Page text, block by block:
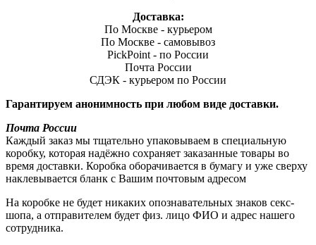
Доставка:
По Москве - курьером
По Москве - самовывоз
PickPoint - по России
Почта России
СДЭК - курьером по России
Гарантируем анонимность при любом виде доставки.
Почта России
Каждый заказ мы тщательно упаковываем в специальную
коробку, которая надёжно сохраняет заказанные товары во
время доставки. Коробка оборачивается в бумагу и уже сверху
наклевывается бланк с Вашим почтовым адресом
На коробке не будет никаких опознавательных знаков секс-
шопа, а отправителем будет физ. лицо ФИО и адрес нашего
сотрудника.